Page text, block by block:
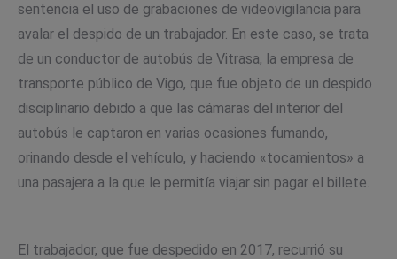
sentencia el uso de grabaciones de videovigilancia para
avalar el despido de un trabajador. En este caso, se trata
de un conductor de autobús de Vitrasa, la empresa de
transporte público de Vigo, que fue objeto de un despido
disciplinario debido a que las cámaras del interior del
autobús le captaron en varias ocasiones fumando,
orinando desde el vehículo, y haciendo «tocamientos» a
una pasajera a la que le permitía viajar sin pagar el billete.
El trabajador, que fue despedido en 2017, recurrió su